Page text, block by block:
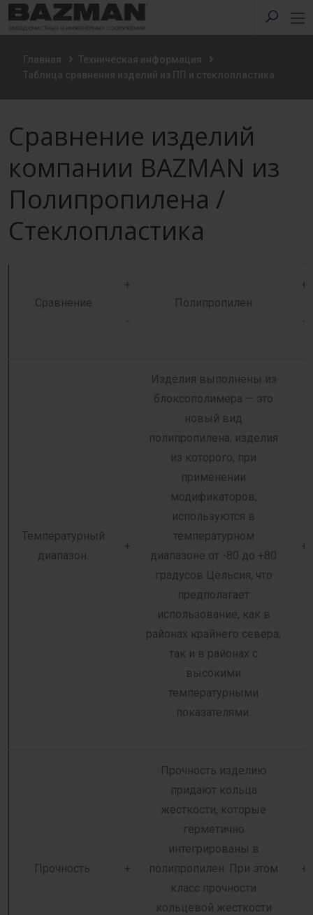
Главная
Техническая информация
Таблица сравнения изделий из ПП и стеклопластика
Сравнение изделий
компании BAZMAN из
Полипропилена /
Стеклопластика
Сравнение
+
-
Полипропилен
+
-
Температурный
диапазон.
+
Изделия выполнены из
блоксополимера — это
новый вид
полипропилена, изделия
из которого, при
применении
модификаторов,
используются в
температурном
диапазоне от -80 до +80
градусов Цельсия, что
предполагает
использование, как в
районах крайнего севера,
так и в районах с
высокими
температурными
показателями.
+
Прочность. +
Прочность изделию
придают кольца
жесткости, которые
герметично
интегрированы в
полипропилен. При этом
класс прочности
кольцевой жесткости
+